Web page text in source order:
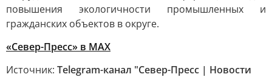
повышения экологичности промышленных и
гражданских объектов в округе.
«Север-Пресс» в MAX
Источник: Telegram-канал "Север-Пресс | Новости